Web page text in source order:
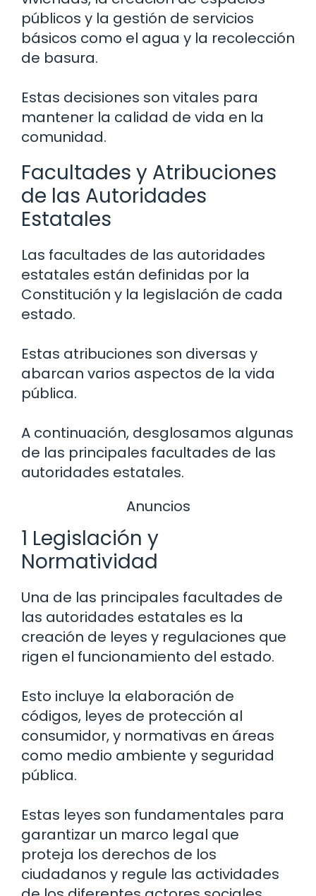
públicos y la gestión de servicios
básicos como el agua y la recolección
de basura.
Estas decisiones son vitales para
mantener la calidad de vida en la
comunidad.
Facultades y Atribuciones
de las Autoridades
Estatales
Las facultades de las autoridades
estatales están definidas por la
Constitución y la legislación de cada
estado.
Estas atribuciones son diversas y
abarcan varios aspectos de la vida
pública.
A continuación, desglosamos algunas
de las principales facultades de las
autoridades estatales.
Anuncios
1 Legislación y
Normatividad
Una de las principales facultades de
las autoridades estatales es la
creación de leyes y regulaciones que
rigen el funcionamiento del estado.
Esto incluye la elaboración de
códigos, leyes de protección al
consumidor, y normativas en áreas
como medio ambiente y seguridad
pública.
Estas leyes son fundamentales para
garantizar un marco legal que
proteja los derechos de los
ciudadanos y regule las actividades